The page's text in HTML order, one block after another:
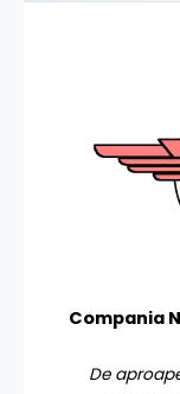
Compania
De